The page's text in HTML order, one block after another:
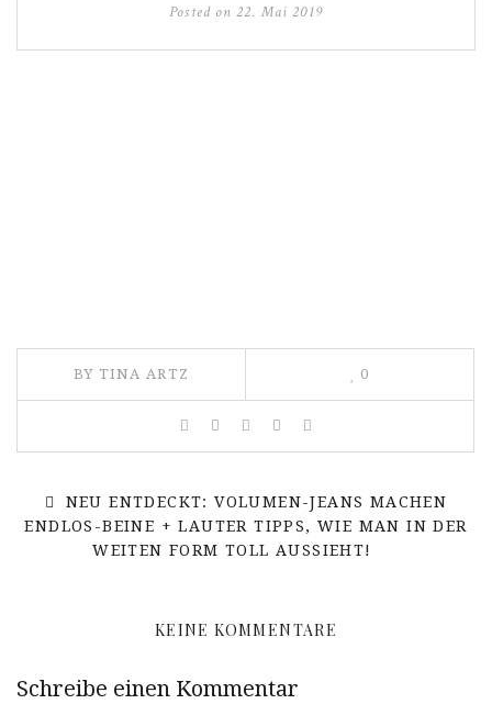
Posted on22. Mai 2019
BY TINA ARTZ 0
NEU ENTDECKT: VOLUMEN-JEANS MACHEN
ENDLOS-BEINE + LAUTER TIPPS, WIE MAN IN DER
WEITEN FORM TOLL AUSSIEHT!
KEINE KOMMENTARE
Schreibe einen Kommentar